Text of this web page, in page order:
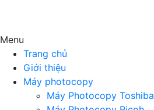
Menu
Trang chủ
Giới thiệu
Máy photocopy
Máy Photocopy Toshiba